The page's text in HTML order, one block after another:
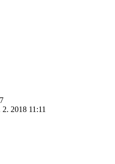
2. 2018 11:11